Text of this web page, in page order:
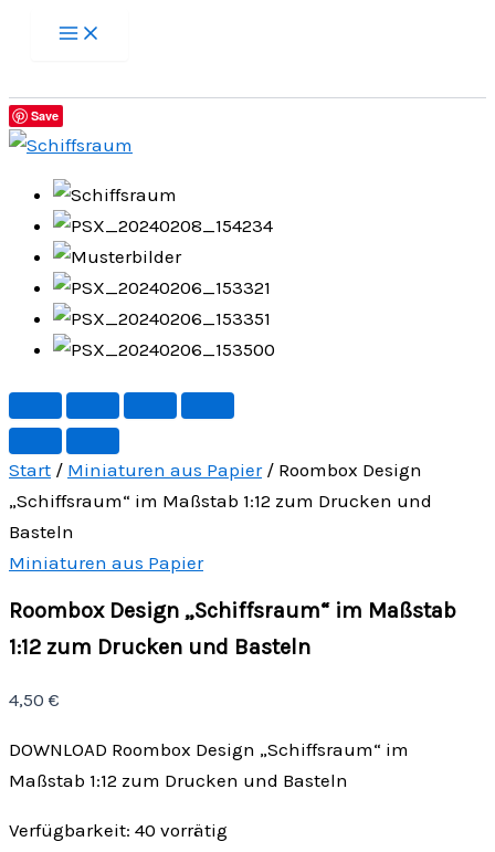
Save
Start / Miniaturen aus Papier/ Roombox Design
„Schiffsraum“ im Maßstab 1:12 zum Drucken und
Basteln
Miniaturen aus Papier
Roombox Design „Schiffsraum“ im Maßstab
1:12 zum Drucken und Basteln
4,50 €
DOWNLOAD Roombox Design „Schiffsraum“ im
Maßstab 1:12 zum Drucken und Basteln
Verfügbarkeit: 40 vorrätig